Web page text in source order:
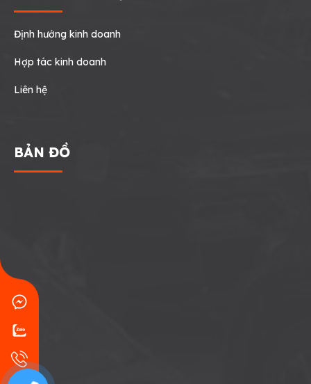
Định hướng kinh doanh
Hợp tác kinh doanh
Liên hệ
BẢN ĐỒ